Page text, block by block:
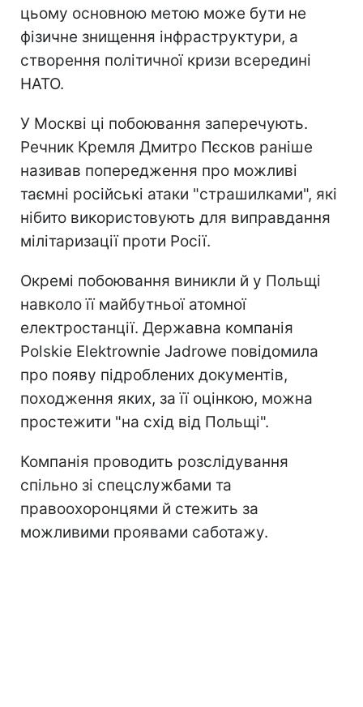
цьому основною метою може бути не
фізичне знищення інфраструктури, а
створення політичної кризи всередині
НАТО.
У Москві ці побоювання заперечують.
Речник Кремля Дмитро Пєсков раніше
називав попередження про можливі
таємні російські атаки "страшилками", які
нібито використовують для виправдання
мілітаризації проти Росії.
Окремі побоювання виникли й у Польщі
навколо її майбутньої атомної
електростанції. Державна компанія
Polskie Elektrownie Jadrowe повідомила
про появу підроблених документів,
походження яких, за її оцінкою, можна
простежити "на схід від Польщі".
Компанія проводить розслідування
спільно зі спецслужбами та
правоохоронцями й стежить за
можливими проявами саботажу.